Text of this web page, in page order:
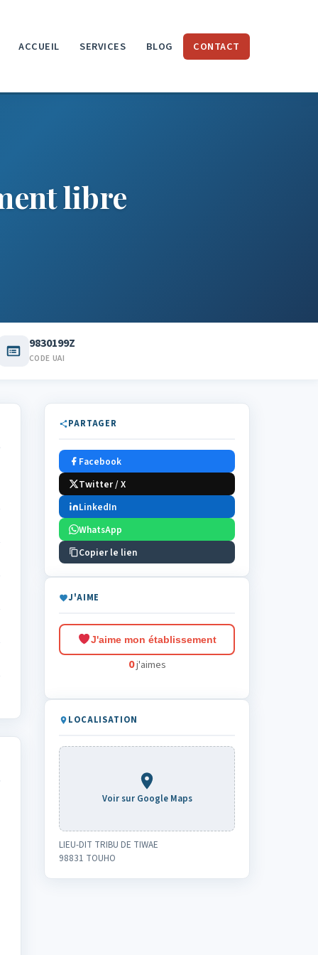
ACCUEIL SERVICES BLOG CONTACT
libre
9830199Z
CODE UAI
PARTAGER
Facebook
Twitter / X
LinkedIn
WhatsApp
Copier le lien
J'AIME
J'aime mon établissement
0j'aimes
LOCALISATION
Voir sur Google Maps
LIEU-DIT TRIBU DE TIWAE
98831 TOUHO